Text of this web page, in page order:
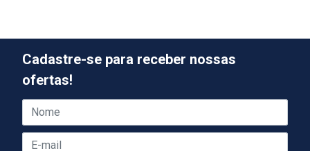
Cadastre-se para receber nossas
ofertas!